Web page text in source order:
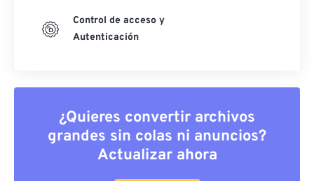
Control de acceso y
Autenticación
¿Quieres convertir archivos
grandes sin colas ni anuncios?
Actualizar ahora